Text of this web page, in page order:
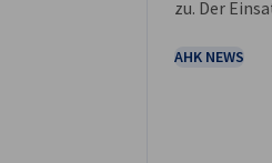
zu. Der
zugleich
AHK NEWS